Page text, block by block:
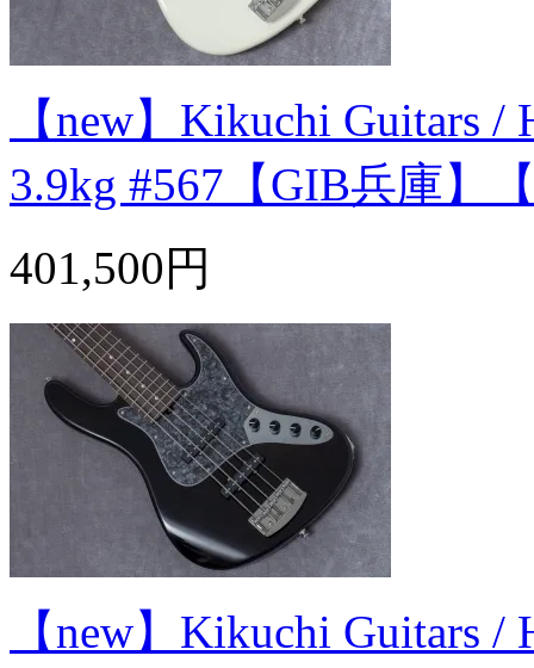
【new】Kikuchi Guitars /
3.9kg #567【GIB兵庫】
401,500円
【new】Kikuchi Guitars /